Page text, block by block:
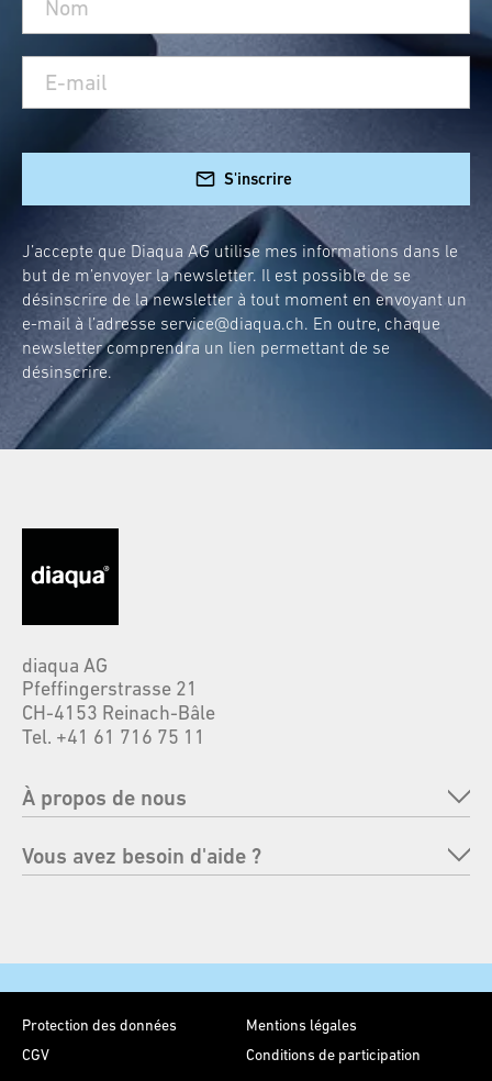
S'inscrire
J’accepte que Diaqua AG utilise mes informations dans le
but de m’envoyer la newsletter. Il est possible de se
désinscrire de la newsletter à tout moment en envoyant un
e-mail à l’adresse service@diaqua.ch. En outre, chaque
newsletter comprendra un lien permettant de se
désinscrire.
diaqua AG
Pfeffingerstrasse 21
CH-4153 Reinach-Bâle
Tel. +41 61 716 75 11
À propos de nous
Entreprise
Contact
Vous avez besoin d'aide ?
Moyens de paiement
Envoi et livraison
Protection des données
Mentions légales
CGV
Conditions de participation